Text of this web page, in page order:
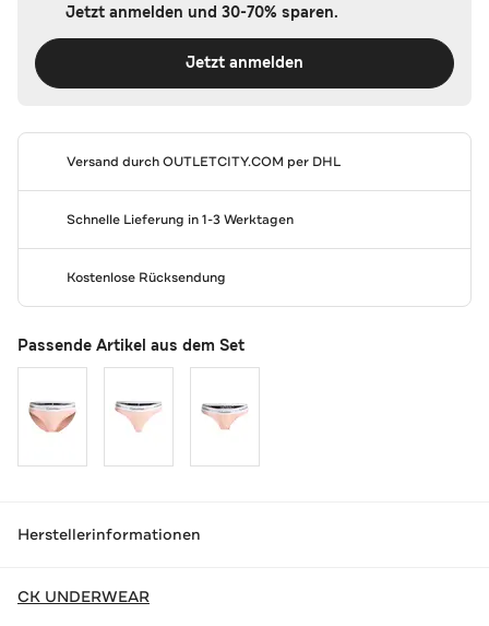
Jetzt anmelden und 30-70% sparen.
Jetzt anmelden
Versand durchOUTLETCITY.COM per DHL
Schnelle Lieferung in 1-3 Werktagen
Kostenlose Rücksendung
Passende Artikel aus dem Set
Herstellerinformationen
CK UNDERWEAR